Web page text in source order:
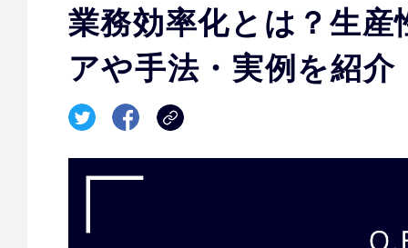
業務効率化とは？生
アや手法・実例を紹介